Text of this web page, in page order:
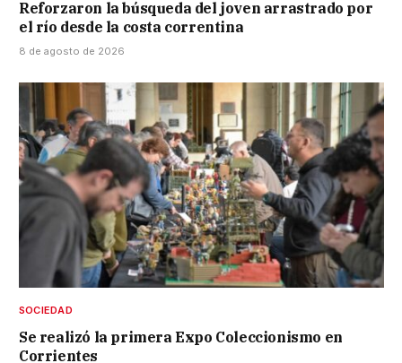
Reforzaron la búsqueda del joven arrastrado por
el río desde la costa correntina
8 de agosto de 2026
SOCIEDAD
Se realizó la primera Expo Coleccionismo en
Corrientes